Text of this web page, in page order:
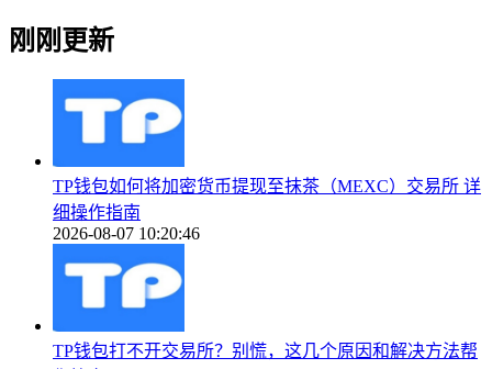
刚刚更新
TP钱包如何将加密货币提现至抹茶（MEXC）交易所 详
细操作指南
2026-08-07 10:20:46
TP钱包打不开交易所？别慌，这几个原因和解决方法帮